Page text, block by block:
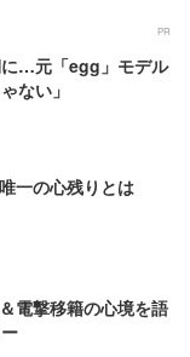
PR
…元「egg」モデル
ない」
一の心残りとは
電撃移籍の心境を語